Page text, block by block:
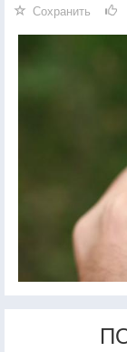
Сохранить